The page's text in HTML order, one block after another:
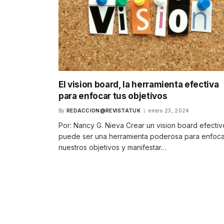
El vision board, la herramienta efectiva
para enfocar tus objetivos
By REDACCION@REVISTATUK enero 23, 2024
Por: Nancy G. Nieva Crear un vision board
puede ser una herramienta poderosa para
nuestros objetivos y manifestar…